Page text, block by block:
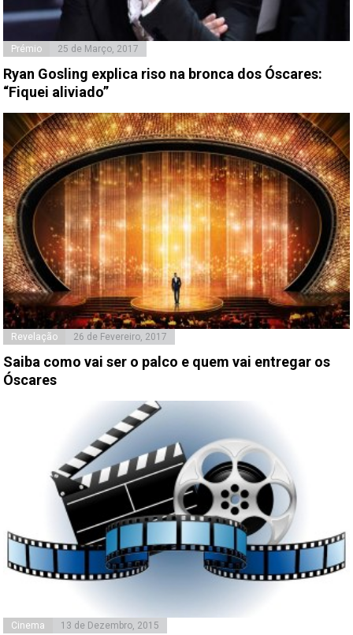
Prémio 25 de Março, 2017
Ryan Gosling explica riso na bronca dos Óscares:
“Fiquei aliviado”
Revelação 26 de Fevereiro, 2017
Saiba como vai ser o palco e quem vai entregar os
Óscares
Cinema 13 de Dezembro, 2015